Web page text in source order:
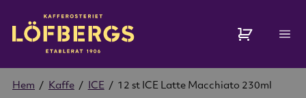
Hem / Kaffe / ICE / 12 st ICE Latte Macchiato 230ml